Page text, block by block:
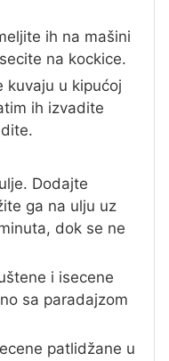
ih na mašini
na kockice.
kuvaju u kipućoj
ih izvadite
Dodajte
ga na ulju uz
dok se ne
i isecene
sa paradajzom
patlidžane u